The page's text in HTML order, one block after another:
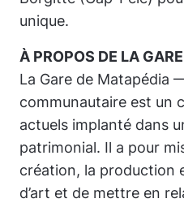
unique.
À PROPOS DE LA
La Gare de Matapédia
communautaire est un
actuels implanté dans
patrimonial. Il a pour
création, la production
d’art et de mettre en